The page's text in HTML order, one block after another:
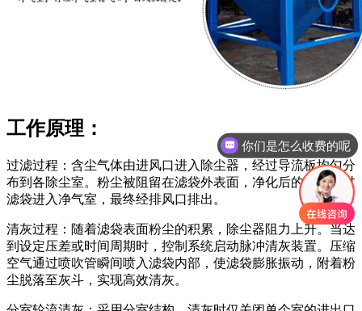
工作原理：
过滤过程：含尘气体由进风口进入除尘器，经过导流板均匀分
布到各除尘室。粉尘被阻留在滤袋外表面，净化后的气体透过
滤袋进入净气室，最终经排风口排出。
清灰过程：随着滤袋表面粉尘的积累，除尘器阻力上升。当达
到设定压差或时间周期时，控制系统启动脉冲清灰装置。压缩
空气通过喷吹管瞬间喷入滤袋内部，使滤袋膨胀振动，附着粉
尘脱落至灰斗，实现高效清灰。
你们是怎么收费的呢
现在有优惠活动吗